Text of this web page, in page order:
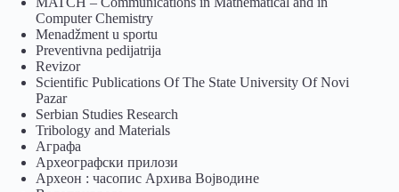
Computer Chemistry
Menadžment u sportu
Preventivna pedijatrija
Revizor
Scientific Publications Of The State University Of Novi
Pazar
Serbian Studies Research
Tribology and Materials
Аграфа
Археографски прилози
Археон : часопис Архива Војводине